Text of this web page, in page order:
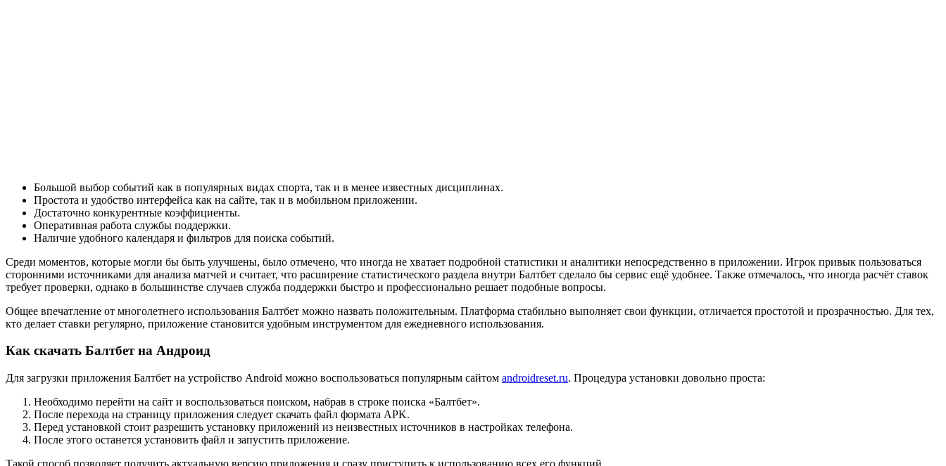
Большой выбор событий как в популярных видах спорта, так и в менее известных дисциплинах.
Простота и удобство интерфейса как на сайте, так и в мобильном приложении.
Достаточно конкурентные коэффициенты.
Оперативная работа службы поддержки.
Наличие удобного календаря и фильтров для поиска событий.
Среди моментов, которые могли бы быть улучшены, было отмечено, что иногда не хватает подробной статистики и аналитики непосредственно в приложении. Игрок привык пользоваться
сторонними источниками для анализа матчей и считает, что расширение статистического раздела внутри Балтбет сделало бы сервис ещё удобнее. Также отмечалось, что иногда расчёт ставок
требует проверки, однако в большинстве случаев служба поддержки быстро и профессионально решает подобные вопросы.
Общее впечатление от многолетнего использования Балтбет можно назвать положительным. Платформа стабильно выполняет свои функции, отличается простотой и прозрачностью. Для тех,
кто делает ставки регулярно, приложение становится удобным инструментом для ежедневного использования.
Как скачать Балтбет на Андроид
Для загрузки приложения Балтбет на устройство Android можно воспользоваться популярным сайтом androidreset.ru. Процедура установки довольно проста:
Необходимо перейти на сайт и воспользоваться поиском, набрав в строке поиска «Балтбет».
После перехода на страницу приложения следует скачать файл формата APK.
Перед установкой стоит разрешить установку приложений из неизвестных источников в настройках телефона.
После этого останется установить файл и запустить приложение.